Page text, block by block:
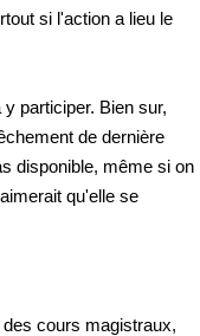
si l'action a lieu le
participer. Bien sur,
de dernière
disponible, même si on
qu'elle se
cours magistraux,